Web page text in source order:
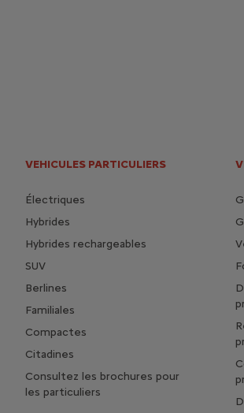
VEHICULES PARTICULIERS
Électriques
Hybrides
Hybrides rechargeables
SUV
Berlines
Familiales
Compactes
Citadines
Consultez les brochures pour
les particuliers